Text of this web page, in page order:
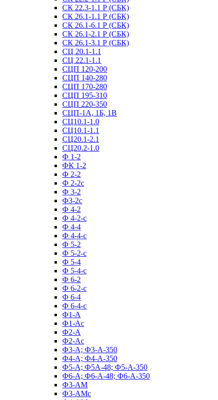
СК 22.3-1.1 Р (СБК)
СК 26.1-1.1 Р (СБК)
СК 26.1-6.1 Р (СБК)
СК 26.1-2.1 Р (СБК)
СК 26.1-3.1 Р (СБК)
СЦ 20.1-1.1
СЦ 22.1-1.1
СЦП 120-200
СЦП 140-280
СЦП 170-280
СЦП 195-310
СЦП 220-350
СЦП-1А, 1Б, 1В
СЦ10.1-1.0
СЦ10.1-1.1
СЦ20.1-2.1
СЦ20.2-1.0
Ф 1-2
ФК 1-2
Ф 2-2
Ф 2-2с
Ф 3-2
Ф3-2с
Ф 4-2
Ф 4-2-с
Ф 4-4
Ф 4-4-с
Ф 5-2
Ф 5-2-с
Ф 5-4
Ф 5-4-с
Ф 6-2
Ф 6-2-с
Ф 6-4
Ф 6-4-с
Ф1-А
Ф1-Ас
Ф2-А
Ф2-Ас
Ф3-А; Ф3-А-350
Ф4-А; Ф4-А-350
Ф5-А; Ф5А-48; Ф5-А-350
Ф6-А; Ф6-А-48; Ф6-А-350
Ф3-АМ
Ф3-АМс